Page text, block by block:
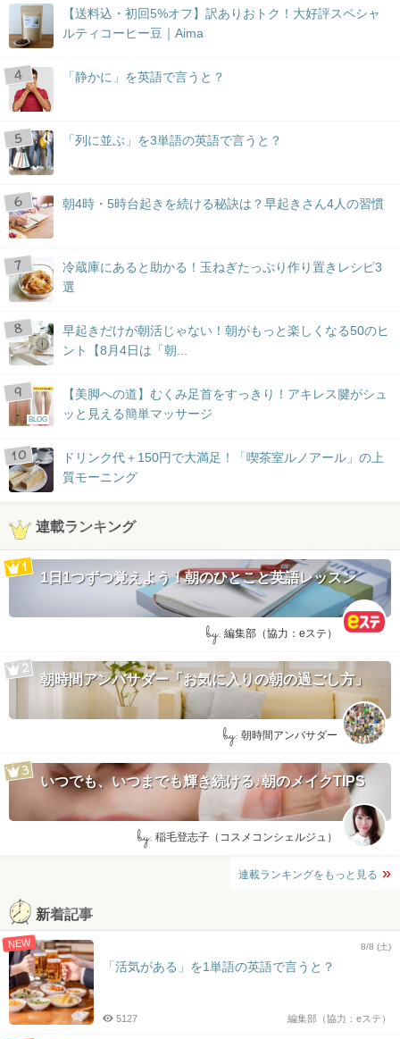
【送料込・初回5%オフ】訳ありおトク！大好評スペシャ
ルティコーヒー豆｜Aima
「静かに」を英語で言うと？
「列に並ぶ」を3単語の英語で言うと？
朝4時・5時台起きを続ける秘訣は？早起きさん4人の習慣
冷蔵庫にあると助かる！玉ねぎたっぷり作り置きレシピ3
選
早起きだけが朝活じゃない！朝がもっと楽しくなる50のヒ
ント【8月4日は「朝...
BLOG
【美脚への道】むくみ足首をすっきり！アキレス腱がシュ
ッと見える簡単マッサージ
ドリンク代＋150円で大満足！「喫茶室ルノアール」の上
質モーニング
連載ランキング
1日1つずつ覚えよう！朝のひとこと英語レッスン
by: 編集部（協力：eステ）
朝時間アンバサダー「お気に入りの朝の過ごし方」
by: 朝時間アンバサダー
いつでも、いつまでも輝き続ける♪朝のメイクTIPS
by: 稲毛登志子（コスメコンシェルジュ）
連載ランキングをもっと見る
新着記事
NEW 8/8 (土)
「活気がある」を1単語の英語で言うと？
編集部（協力：eステ）
5127